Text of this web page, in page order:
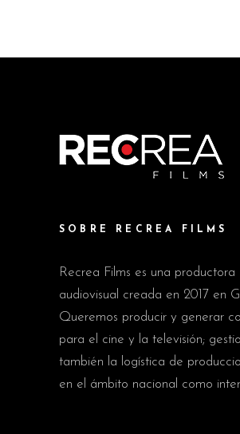
SOBRE RECREA FILMS
Recrea Films es una productora
audiovisual creada en 2017 en
Queremos producir y generar
para el cine y la televisión;
también la logística de
en el ámbito nacional como